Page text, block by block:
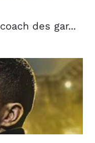
des gar...